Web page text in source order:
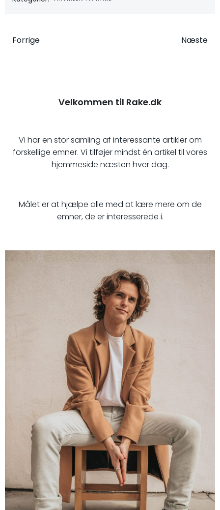
Indlægsnavigation
Forrige Næste
Velkommen til Rake.dk
Vi har en stor samling af interessante artikler om
forskellige emner. Vi tilføjer mindst én artikel til vores
hjemmeside næsten hver dag.
Målet er at hjælpe alle med at lære mere om de
emner, de er interesserede i.